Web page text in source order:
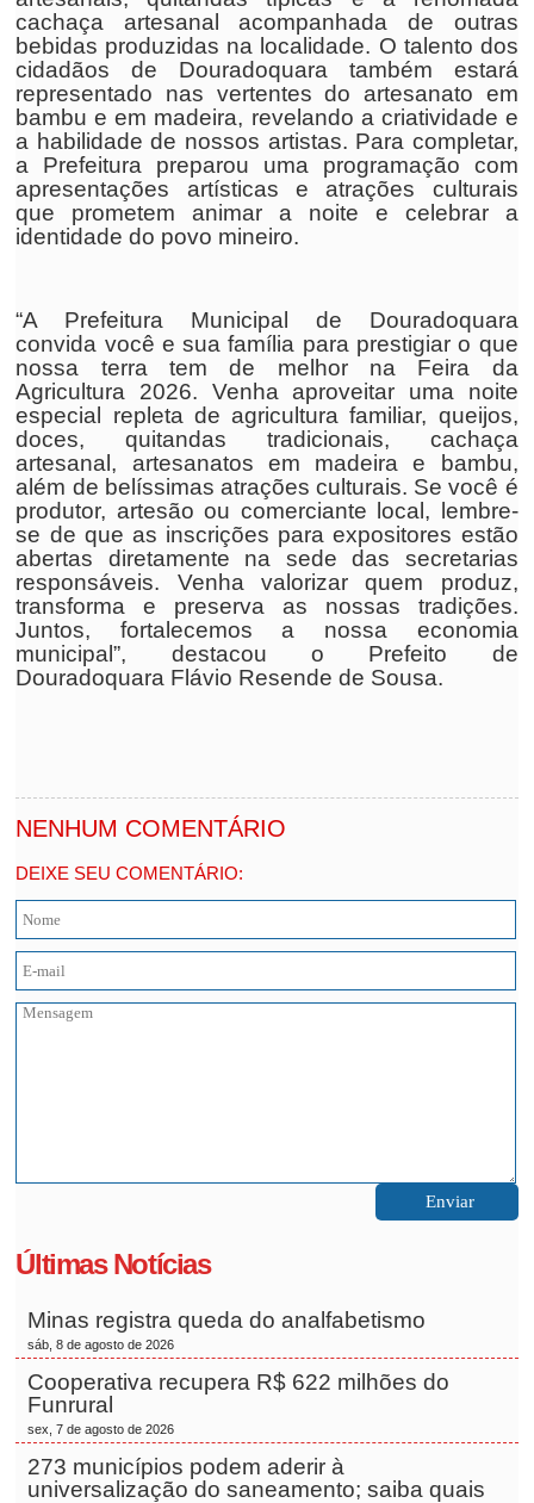
cachaça artesanal acompanhada de outras
bebidas produzidas na localidade. O talento dos
cidadãos de Douradoquara também estará
representado nas vertentes do artesanato em
bambu e em madeira, revelando a criatividade e
a habilidade de nossos artistas. Para completar,
a Prefeitura preparou uma programação com
apresentações artísticas e atrações culturais
que prometem animar a noite e celebrar a
identidade do povo mineiro.
“A Prefeitura Municipal de Douradoquara
convida você e sua família para prestigiar o que
nossa terra tem de melhor na Feira da
Agricultura 2026. Venha aproveitar uma noite
especial repleta de agricultura familiar, queijos,
doces, quitandas tradicionais, cachaça
artesanal, artesanatos em madeira e bambu,
além de belíssimas atrações culturais. Se você é
produtor, artesão ou comerciante local, lembre-
se de que as inscrições para expositores estão
abertas diretamente na sede das secretarias
responsáveis. Venha valorizar quem produz,
transforma e preserva as nossas tradições.
Juntos, fortalecemos a nossa economia
municipal”, destacou o Prefeito de
Douradoquara Flávio Resende de Sousa.
NENHUM COMENTÁRIO
DEIXE SEU COMENTÁRIO:
Últimas Notícias
Minas registra queda do analfabetismo
sáb, 8 de agosto de 2026
Cooperativa recupera R$ 622 milhões do
Funrural
sex, 7 de agosto de 2026
273 municípios podem aderir à
universalização do saneamento; saiba quais